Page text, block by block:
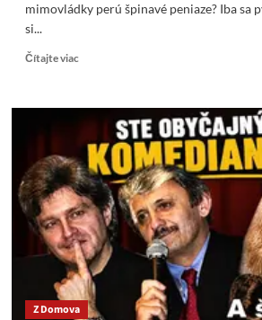
mimovládky perú špinavé peniaze? Iba sa
si...
Čítajte viacRead
Je
Ústavný
súd
–
ochranca
oligarchov
a
podvodníkov,
ktorí
cez
mimovládky
perú
špinavé
Z Domova